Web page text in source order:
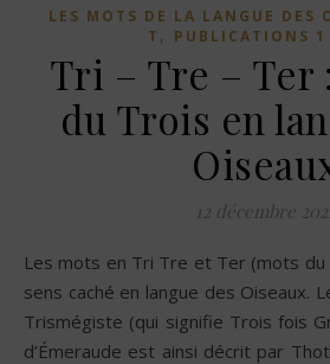
LES MOTS DE LA LANGUE DES
T , PUBLICATIONS
Tri – Tre – Ter
du Trois en
12 décembre
Les mots en Tri Tre et Ter (mots du Trois) ont souvent un
sens caché en langue des Oiseaux.
Trismégiste (qui signifie Trois fois
d’Émeraude est ainsi décrit par